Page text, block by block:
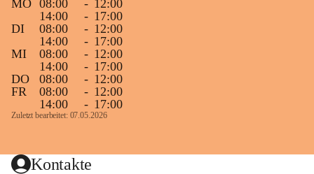
MO 08:00 - 12:00
14:00
- 17:00
DI
08:00 - 12:00
14:00
- 17:00
MI
08:00 - 12:00
14:00
- 17:00
DO
08:00 - 12:00
FR
08:00 - 12:00
14:00
- 17:00
Zuletzt bearbeitet: 07.05.2026
Kontakte